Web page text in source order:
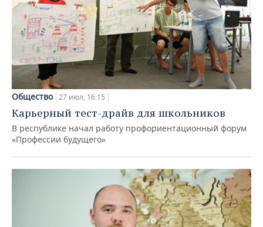
Общество 27 июл, 16:15
Карьерный тест-драйв для школьников
В республике начал работу профориентационный форум
«Профессии будущего»